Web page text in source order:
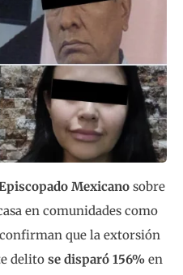
Mexicano sobre
en comunidades como
que la extorsión
delito se disparó 156% en